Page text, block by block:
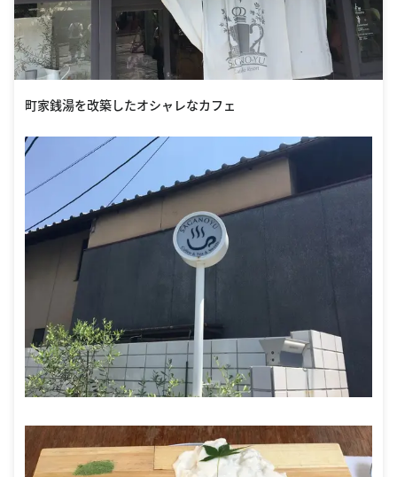
町家銭湯を改築したオシャレなカフェ